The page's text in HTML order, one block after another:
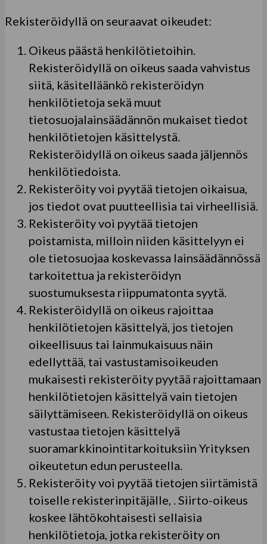
Rekisteröidyllä on seuraavat oikeudet:
Oikeus päästä henkilötietoihin.
Rekisteröidyllä on oikeus saada vahvistus
siitä, käsitelläänkö rekisteröidyn
henkilötietoja sekä muut
tietosuojalainsäädännön mukaiset tiedot
henkilötietojen käsittelystä.
Rekisteröidyllä on oikeus saada jäljennös
henkilötiedoista.
Rekisteröity voi pyytää tietojen oikaisua,
jos tiedot ovat puutteellisia tai virheellisiä.
Rekisteröity voi pyytää tietojen
poistamista, milloin niiden käsittelyyn ei
ole tietosuojaa koskevassa lainsäädännössä
tarkoitettua ja rekisteröidyn
suostumuksesta riippumatonta syytä.
Rekisteröidyllä on oikeus rajoittaa
henkilötietojen käsittelyä, jos tietojen
oikeellisuus tai lainmukaisuus näin
edellyttää, tai vastustamisoikeuden
mukaisesti rekisteröity pyytää rajoittamaan
henkilötietojen käsittelyä vain tietojen
säilyttämiseen. Rekisteröidyllä on oikeus
vastustaa tietojen käsittelyä
suoramarkkinointitarkoituksiin Yrityksen
oikeutetun edun perusteella.
Rekisteröity voi pyytää tietojen siirtämistä
toiselle rekisterinpitäjälle, . Siirto-oikeus
koskee lähtökohtaisesti sellaisia
henkilötietoja, jotka rekisteröity on